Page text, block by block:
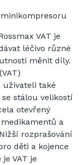
VAT je
léčivo různé
měnit díly.
uživateli také
stálou velikostí
otevřený
a
rozprašování
děti a kojence
VAT je